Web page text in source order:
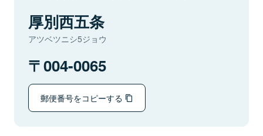
厚別西五条
アツベツニシ5ジョウ
004-0065
郵便番号をコピーする